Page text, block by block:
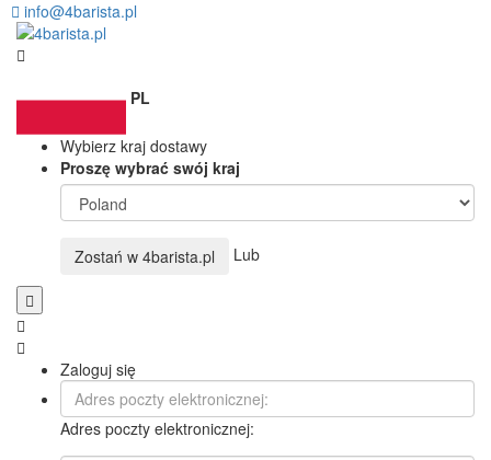
info@4barista.pl
PL
Wybierz kraj dostawy
Proszę wybrać swój kraj
Zostań w 4barista.pl Lub
Zaloguj się
Adres poczty elektronicznej: